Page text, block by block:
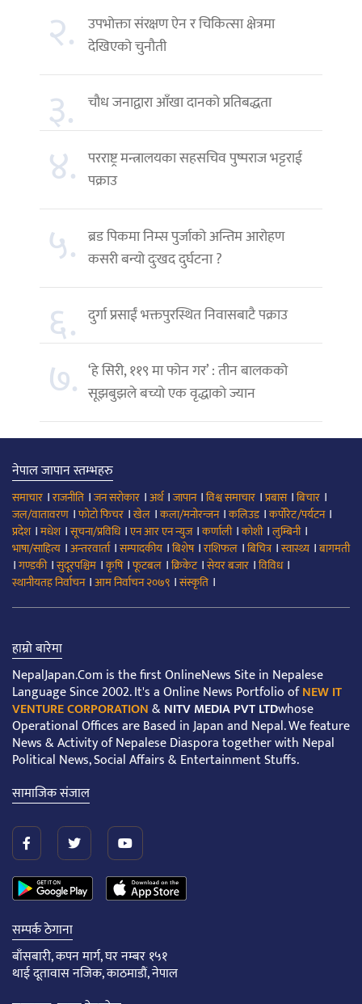
२. उपभोक्ता संरक्षण ऐन र चिकित्सा क्षेत्रमा
देखिएको चुनौती
३. चौध जनाद्वारा आँखा दानको प्रतिबद्धता
४. परराष्ट्र मन्त्रालयका सहसचिव पुष्पराज भट्टराई
पक्राउ
५. ब्रड पिकमा निम्स पुर्जाको अन्तिम आरोहण
कसरी बन्यो दुःखद दुर्घटना ?
६. दुर्गा प्रसाईं भक्तपुरस्थित निवासबाटै पक्राउ
७. ‘हे सिरी, ११९ मा फोन गर’ : तीन बालकको
सूझबुझले बच्यो एक वृद्धाको ज्यान
नेपाल जापान स्तम्भहरु
समाचार ।राजनीति ।जन सरोकार ।अर्थ।जापान।विश्व समाचार ।प्रबास।बिचार ।
जल/वातावरण ।फोटो फिचर ।खेल ।कला/मनोरन्जन।कलिउड।कर्पोरेट/पर्यटन।
प्रदेश।मधेश।सूचना/प्रविधि।एन आर एन न्युज।कर्णाली।कोशी।लुम्बिनी।
भाषा/साहित्य ।अन्तरवार्ता।सम्पादकीय ।बिशेष।राशिफल ।बिचित्र।स्वास्थ्य ।बागमती
।गण्डकी।सुदूरपश्चिम ।कृषि।फूटबल ।क्रिकेट।सेयर बजार ।विविध।
स्थानीयतह निर्वाचन।आम निर्वाचन २०७९ ।संस्कृति ।
हाम्रो बारेमा
NepalJapan.Com is the first OnlineNews Site in Nepalese
Language Since 2002. It's a Online News Portfolio ofNEW IT
VENTURE CORPORATION&NITV MEDIA PVT LTDwhose
Operational Offices are Based in Japan and Nepal. We feature
News & Activity of Nepalese Diaspora together with Nepal
Political News, Social Affairs & Entertainment Stuffs.
सामाजिक संजाल
सम्पर्क ठेगाना
बाँसबारी, कपन मार्ग, घर नम्बर १५१
थाई दूतावास नजिक, काठमाडौं, नेपाल